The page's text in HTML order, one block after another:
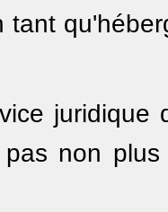
tant
juridique
non